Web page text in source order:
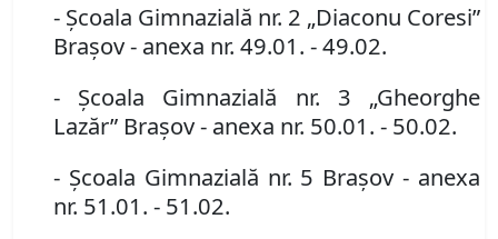
- Şcoala Gimnazială nr. 2 „Diaconu Coresi”
Braşov- anexa nr. 49.01. - 49.02.
- Şcoala Gimnazială nr. 3 „Gheorghe
Lazăr” Braşov- anexa nr. 50.01. - 50.02.
- Şcoala Gimnazială nr. 5 Braşov - anexa
nr. 51.01. - 51.02.